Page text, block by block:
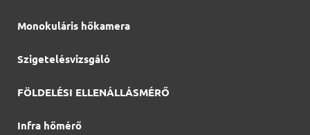
Monokuláris hőkamera
Szigetelésvizsgáló
FÖLDELÉSI ELLENÁLLÁSMÉRŐ
Infra hőmérő